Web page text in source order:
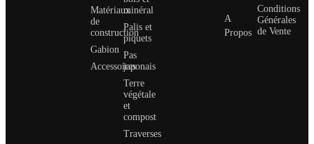
Matériaux
de
construction
Gabion
Accessoires
minéral
Palis et
piquets
Pas
japonais
Terre
végétale
et
compost
Traverses
A
Propos
Conditions
Générales
de Vente